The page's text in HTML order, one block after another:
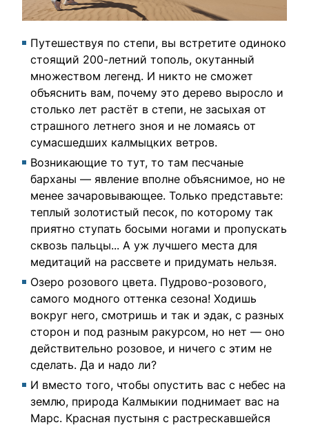
Путешествуя по степи, вы встретите одиноко
стоящий 200-летний тополь, окутанный
множеством легенд. И никто не сможет
объяснить вам, почему это дерево выросло и
столько лет растёт в степи, не засыхая от
страшного летнего зноя и не ломаясь от
сумасшедших калмыцких ветров.
Возникающие то тут, то там песчаные
барханы — явление вполне объяснимое, но не
менее зачаровывающее. Только представьте:
теплый золотистый песок, по которому так
приятно ступать босыми ногами и пропускать
сквозь пальцы... А уж лучшего места для
медитаций на рассвете и придумать нельзя.
Озеро розового цвета. Пудрово-розового,
самого модного оттенка сезона! Ходишь
вокруг него, смотришь и так и эдак, с разных
сторон и под разным ракурсом, но нет — оно
действительно розовое, и ничего с этим не
сделать. Да и надо ли?
И вместо того, чтобы опустить вас с небес на
землю, природа Калмыкии поднимает вас на
Марс. Красная пустыня с растрескавшейся